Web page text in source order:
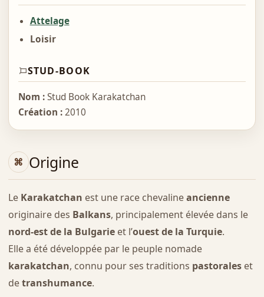
Attelage
Loisir
STUD-BOOK
Nom :Stud Book Karakatchan
Création :2010
Origine
Le Karakatchan est une race chevalineancienne
originaire des Balkans, principalement élevée dans le
nord-est de la Bulgarieet l’ouest de la Turquie.
Elle a été développée par le peuple nomade
karakatchan, connu pour ses traditions pastoraleset
detranshumance.